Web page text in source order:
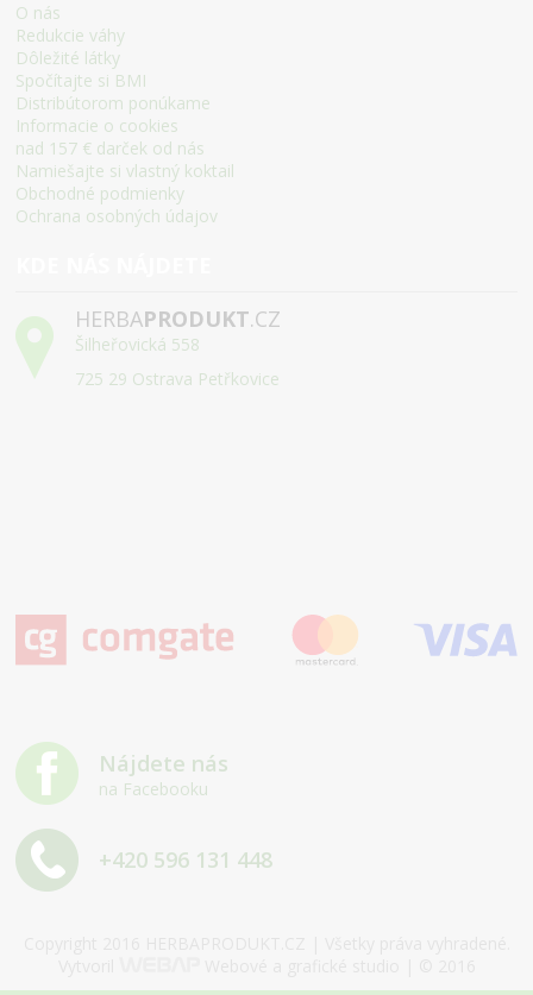
O nás
Redukcie váhy
Dôležité látky
Spočítajte si BMI
Distribútorom ponúkame
Informacie o cookies
nad 157 € darček od nás
Namiešajte si vlastný koktail
Obchodné podmienky
Ochrana osobných údajov
HERBAPRODUKT.CZ
Šilheřovická 558
725 29 Ostrava Petřkovice
Nájdete nás
na Facebooku
+420 596 131 448